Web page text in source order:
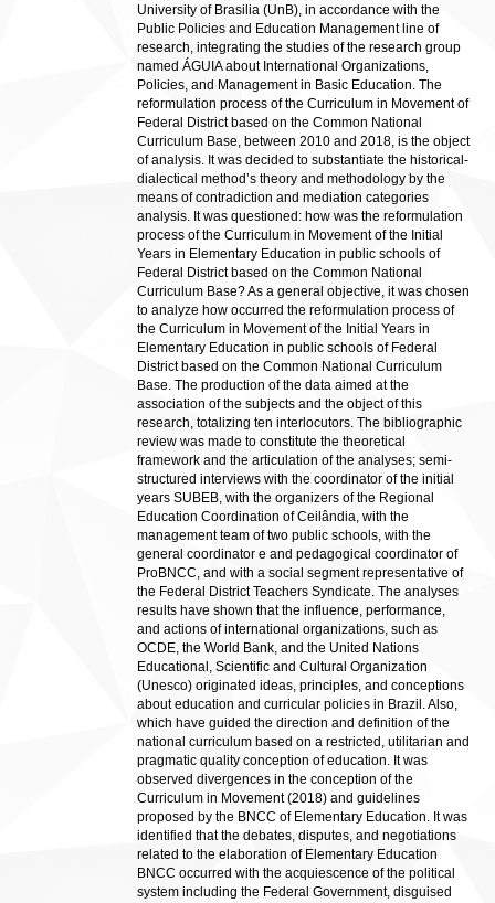
University of Brasilia (UnB), in accordance with the
Public Policies and Education Management line of
research, integrating the studies of the research group
named ÁGUIA about International Organizations,
Policies, and Management in Basic Education. The
reformulation process of the Curriculum in Movement of
Federal District based on the Common National
Curriculum Base, between 2010 and 2018, is the object
of analysis. It was decided to substantiate the historical-
dialectical method’s theory and methodology by the
means of contradiction and mediation categories
analysis. It was questioned: how was the reformulation
process of the Curriculum in Movement of the Initial
Years in Elementary Education in public schools of
Federal District based on the Common National
Curriculum Base? As a general objective, it was chosen
to analyze how occurred the reformulation process of
the Curriculum in Movement of the Initial Years in
Elementary Education in public schools of Federal
District based on the Common National Curriculum
Base. The production of the data aimed at the
association of the subjects and the object of this
research, totalizing ten interlocutors. The bibliographic
review was made to constitute the theoretical
framework and the articulation of the analyses; semi-
structured interviews with the coordinator of the initial
years SUBEB, with the organizers of the Regional
Education Coordination of Ceilândia, with the
management team of two public schools, with the
general coordinator e and pedagogical coordinator of
ProBNCC, and with a social segment representative of
the Federal District Teachers Syndicate. The analyses
results have shown that the influence, performance,
and actions of international organizations, such as
OCDE, the World Bank, and the United Nations
Educational, Scientific and Cultural Organization
(Unesco) originated ideas, principles, and conceptions
about education and curricular policies in Brazil. Also,
which have guided the direction and definition of the
national curriculum based on a restricted, utilitarian and
pragmatic quality conception of education. It was
observed divergences in the conception of the
Curriculum in Movement (2018) and guidelines
proposed by the BNCC of Elementary Education. It was
identified that the debates, disputes, and negotiations
related to the elaboration of Elementary Education
BNCC occurred with the acquiescence of the political
system including the Federal Government, disguised